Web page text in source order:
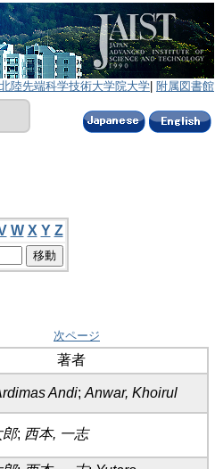
北陸先端科学技術大学院大学 附属図書館
W X Y Z
次ページ
著者
Andi; Anwar, Khoirul
郎; 西本, 一志